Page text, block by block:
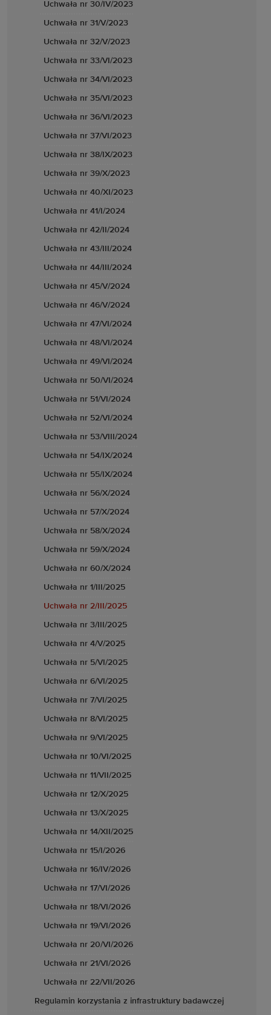
Uchwała nr 30/IV/2023
Uchwała nr 31/V/2023
Uchwała nr 32/V/2023
Uchwała nr 33/VI/2023
Uchwała nr 34/VI/2023
Uchwała nr 35/VI/2023
Uchwała nr 36/VI/2023
Uchwała nr 37/VI/2023
Uchwała nr 38/IX/2023
Uchwała nr 39/X/2023
Uchwała nr 40/XI/2023
Uchwała nr 41/I/2024
Uchwała nr 42/II/2024
Uchwała nr 43/III/2024
Uchwała nr 44/III/2024
Uchwała nr 45/V/2024
Uchwała nr 46/V/2024
Uchwała nr 47/VI/2024
Uchwała nr 48/VI/2024
Uchwała nr 49/VI/2024
Uchwała nr 50/VI/2024
Uchwała nr 51/VI/2024
Uchwała nr 52/VI/2024
Uchwała nr 53/VIII/2024
Uchwała nr 54/IX/2024
Uchwała nr 55/IX/2024
Uchwała nr 56/X/2024
Uchwała nr 57/X/2024
Uchwała nr 58/X/2024
Uchwała nr 59/X/2024
Uchwała nr 60/X/2024
Uchwała nr 1/III/2025
Uchwała nr 2/III/2025
Uchwała nr 3/III/2025
Uchwała nr 4/V/2025
Uchwała nr 5/VI/2025
Uchwała nr 6/VI/2025
Uchwała nr 7/VI/2025
Uchwała nr 8/VI/2025
Uchwała nr 9/VI/2025
Uchwała nr 10/VI/2025
Uchwała nr 11/VII/2025
Uchwała nr 12/X/2025
Uchwała nr 13/X/2025
Uchwała nr 14/XII/2025
Uchwała nr 15/I/2026
Uchwała nr 16/IV/2026
Uchwała nr 17/VI/2026
Uchwała nr 18/VI/2026
Uchwała nr 19/VI/2026
Uchwała nr 20/VI/2026
Uchwała nr 21/VI/2026
Uchwała nr 22/VII/2026
Regulamin korzystania z infrastruktury badawczej